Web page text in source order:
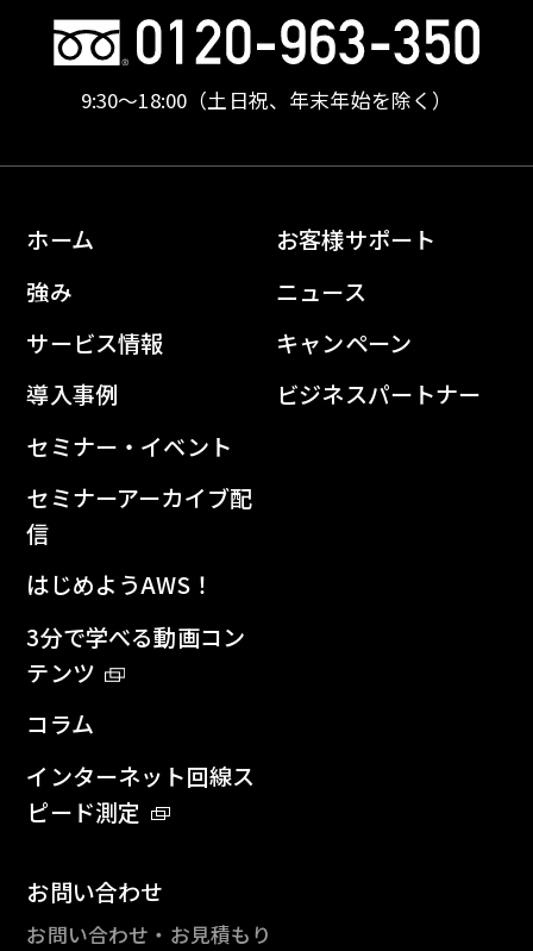
9:30〜18:00 （土日祝、年末年始を除く）
ホーム
強み
サービス情報
導入事例
セミナー・イベント
セミナーアーカイブ配
信
はじめようAWS！
3分で学べる動画コン
テンツ
コラム
インターネット回線ス
ピード測定
お客様サポート
ニュース
キャンペーン
ビジネスパートナー
お問い合わせ
お問い合わせ・お見積もり